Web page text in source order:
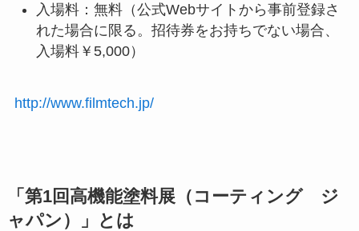
入場料：無料（公式Webサイトから事前登録さ
れた場合に限る。招待券をお持ちでない場合、
入場料￥5,000）
http://www.filmtech.jp/
「第1回高機能塗料展（コーティング ジ
ャパン）」とは